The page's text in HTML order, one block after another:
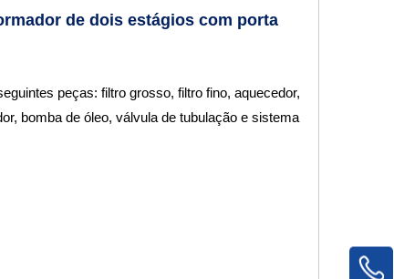
de dois estágios com porta
peças: filtro grosso, filtro fino, aquecedor,
bomba de óleo, válvula de tubulação e sistema